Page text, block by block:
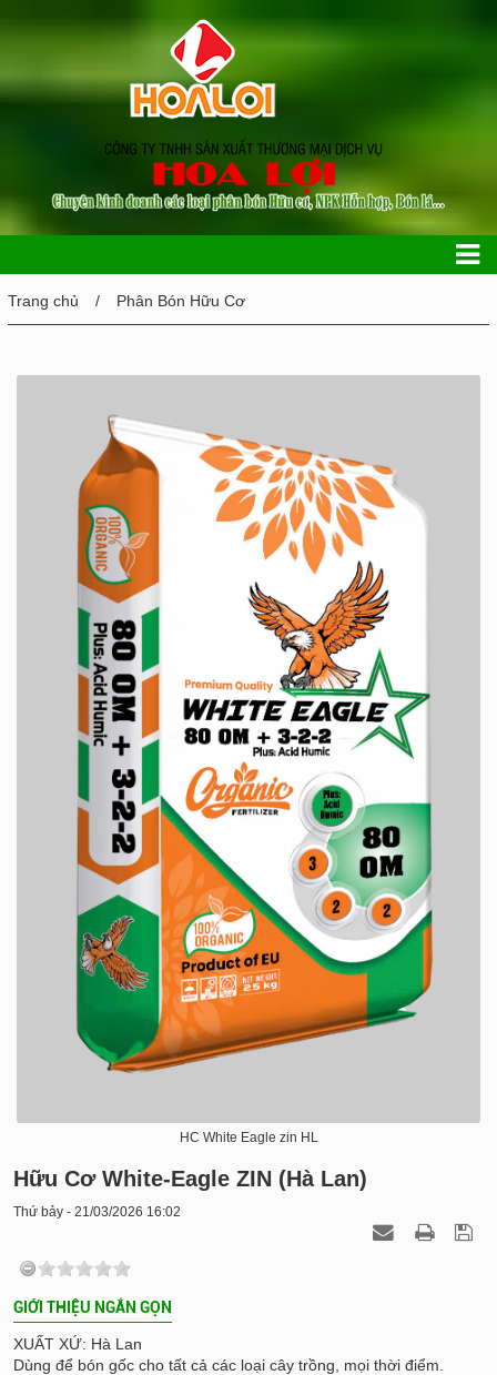
Trang chủ Phân Bón Hữu Cơ
HC White Eagle zin HL
Hữu Cơ White-Eagle ZIN (Hà Lan)
Thứ bảy - 21/03/2026 16:02
GIỚI THIỆU NGẮN GỌN
XUẤT XỨ: Hà Lan
Dùng để bón gốc cho tất cả các loại cây trồng, mọi thời điểm.